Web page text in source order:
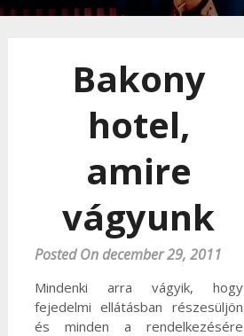
Bakony
hotel,
amire
vágyunk
Posted On december 29, 2011
Mindenki arra vágyik, hogy
fejedelmi ellátásban részesüljön
és minden a rendelkezésére